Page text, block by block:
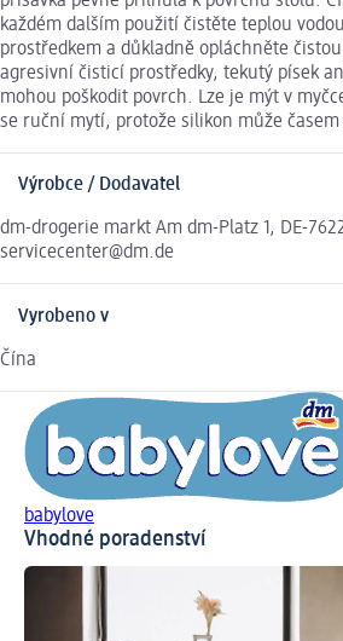
každém dalším použití čistěte teplou
prostředkem a důkladně opláchněte
agresivní čisticí prostředky, tekutý písek
mohou poškodit povrch. Lze je mýt v
se ruční mytí, protože silikon může časem
Výrobce / Dodavatel
dm-drogerie markt Am dm-Platz 1, DE-
servicecenter@dm.de
Vyrobeno v
Čína
babylove
Vhodné poradenství